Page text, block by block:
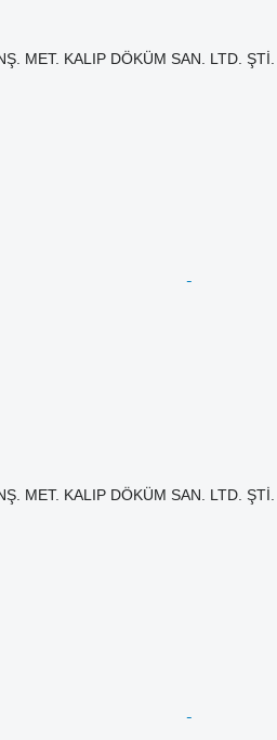
MET. KALIP DÖKÜM SAN. LTD. ŞTİ.
MET. KALIP DÖKÜM SAN. LTD. ŞTİ.